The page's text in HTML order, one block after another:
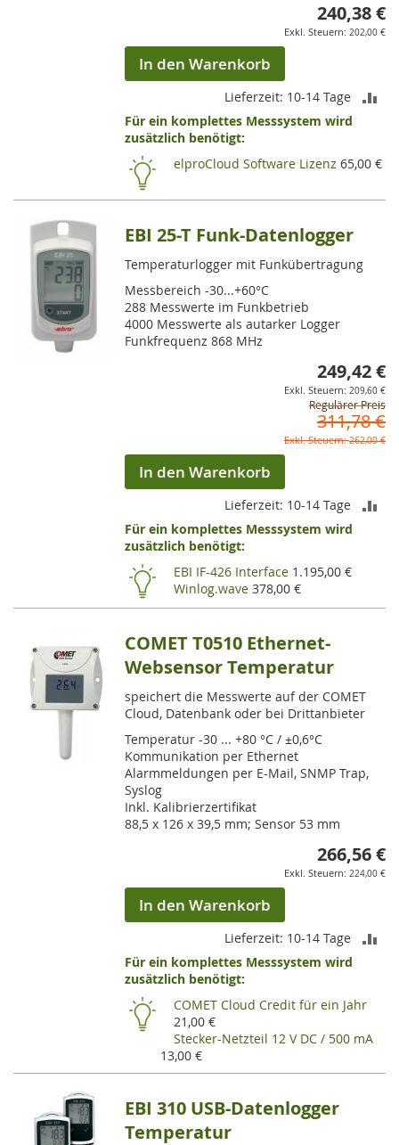
240,38 €
202,00 €
In den Warenkorb
Lieferzeit: 10-14 Tage
Für ein komplettes Messsystem wird
zusätzlich benötigt:
elproCloud Software Lizenz 65,00 €
EBI 25-T Funk-Datenlogger
Temperaturlogger mit Funkübertragung
Messbereich -30...+60°C
288 Messwerte im Funkbetrieb
4000 Messwerte als autarker Logger
Funkfrequenz 868 MHz
249,42 €
209,60 €
Regulärer Preis
311,78 €
262,00 €
In den Warenkorb
Lieferzeit: 10-14 Tage
Für ein komplettes Messsystem wird
zusätzlich benötigt:
EBI IF-426 Interface 1.195,00 €
Winlog.wave 378,00 €
COMET T0510 Ethernet-
Websensor Temperatur
speichert die Messwerte auf der COMET
Cloud, Datenbank oder bei Drittanbieter
Temperatur -30 ... +80 °C / ±0,6°C
Kommunikation per Ethernet
Alarmmeldungen per E-Mail, SNMP Trap,
Syslog
Inkl. Kalibrierzertifikat
88,5 x 126 x 39,5 mm; Sensor 53 mm
266,56 €
224,00 €
In den Warenkorb
Lieferzeit: 10-14 Tage
Für ein komplettes Messsystem wird
zusätzlich benötigt:
COMET Cloud Credit für ein Jahr
21,00 €
Stecker-Netzteil 12 V DC / 500 mA
13,00 €
EBI 310 USB-Datenlogger
Temperatur